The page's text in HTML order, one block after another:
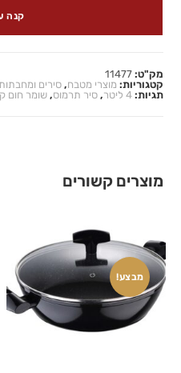
קנה
מק"ט:11477
קטגוריות: מוצרי מטבח,סירים ומחבתות
תגיות:4 ליטר ,סיר תרמוס,שומר חום
מוצרים קשורים
מבצע!